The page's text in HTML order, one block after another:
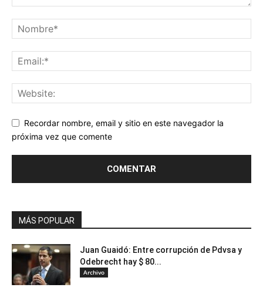
Recordar nombre, email y sitio en este navegador la
próxima vez que comente
MÁS POPULAR
Juan Guaidó: Entre corrupción de Pdvsa y
Odebrecht hay $ 80...
Archivo